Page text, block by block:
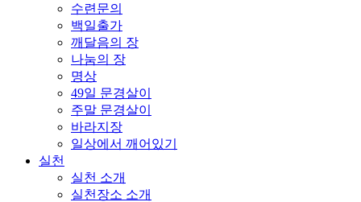
수련문의
백일출가
깨달음의 장
나눔의 장
명상
49일 문경살이
주말 문경살이
바라지장
일상에서 깨어있기
실천
실천 소개
실천장소 소개